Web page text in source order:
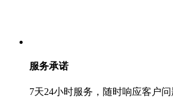
服务承诺
7天24小时服务，随时响应客户